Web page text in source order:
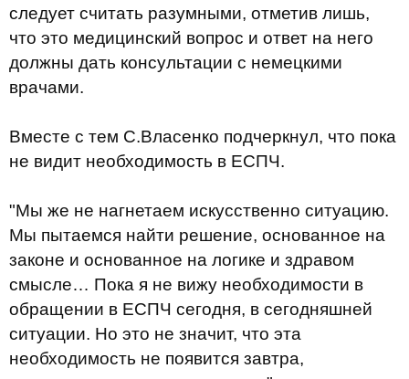
следует считать разумными, отметив лишь,
что это медицинский вопрос и ответ на него
должны дать консультации с немецкими
врачами.
Вместе с тем С.Власенко подчеркнул, что пока
не видит необходимость в ЕСПЧ.
"Мы же не нагнетаем искусственно ситуацию.
Мы пытаемся найти решение, основанное на
законе и основанное на логике и здравом
смысле… Пока я не вижу необходимости в
обращении в ЕСПЧ сегодня, в сегодняшней
ситуации. Но это не значит, что эта
необходимость не появится завтра,